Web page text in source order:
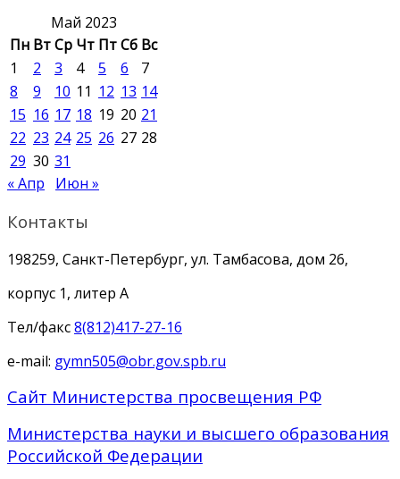
Май 2023
Пн ВтСр Чт ПтСб Вс
1
2 3 4 5 6
7
8
9 10 11 12 13 14
15 16 17 18 19 20 21
22 23 24 25 26 27 28
29 30 31
« Апр
Июн »
Контакты
198259, Санкт-Петербург, ул. Тамбасова, дом 26,
корпус 1, литер А
Тел/факс8(812)417-27-16
e-mail: gymn505@obr.gov.spb.ru
Сайт Министерства просвещения РФ
Министерства науки и высшего образования
Российской Федерации